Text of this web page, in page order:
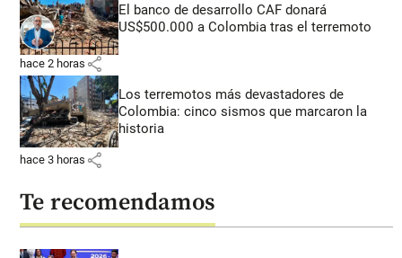
El banco de desarrollo CAF donará
US$500.000 a Colombia tras el terremoto
hace 2 horas share
Los terremotos más devastadores de
Colombia: cinco sismos que marcaron la
historia
hace 3 horas share
Te recomendamos